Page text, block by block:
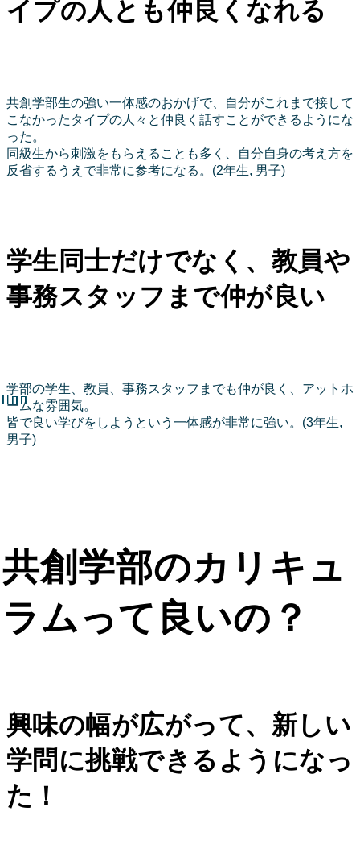
イプの人とも仲良くなれる
共創学部生の強い一体感のおかげで、自分がこれまで接して
こなかったタイプの人々と仲良く話すことができるようにな
った。
同級生から刺激をもらえることも多く、自分自身の考え方を
反省するうえで非常に参考になる。(2年生, 男子)
学生同士だけでなく、教員や
事務スタッフまで仲が良い
学部の学生、教員、事務スタッフまでも仲が良く、アットホ
ームな雰囲気。
皆で良い学びをしようという一体感が非常に強い。(3年生,
男子)
共創学部のカリキュ
ラムって良いの？
興味の幅が広がって、新しい
学問に挑戦できるようになっ
た！